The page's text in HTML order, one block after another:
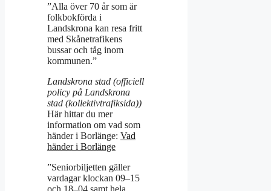
”Alla över 70 år som är
folkbokförda i
Landskrona kan resa fritt
med Skånetrafikens
bussar och tåg inom
kommunen.”
Landskrona stad (officiell
policy på Landskrona
stad (kollektivtrafiksida))
Här hittar du mer
information om vad som
händer i Borlänge: Vad
händer i Borlänge
”Seniorbiljetten gäller
vardagar klockan 09–15
och 18–04 samt hela